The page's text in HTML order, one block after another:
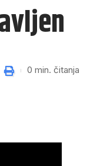
0 min. čitanja